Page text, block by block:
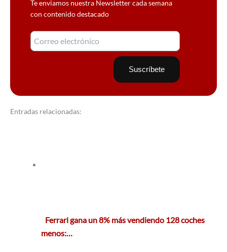
Te enviamos nuestra Newsletter cada semana
con contenido destacado
Entradas relacionadas:
Ferrari gana un 8% más vendiendo 128 coches
menos:…